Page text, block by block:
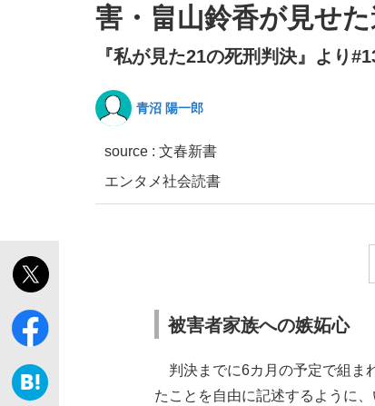
「目標達成できなかったからと言っ
害・畠山鈴香が見せ
『私が見た21の死刑判決』より
青沼 陽一郎
source : 文春新書
エンタメ社会読書
被害者家族への嫉妬心
判決までに6カ月の予定で組ま
たことを自由に記述するように